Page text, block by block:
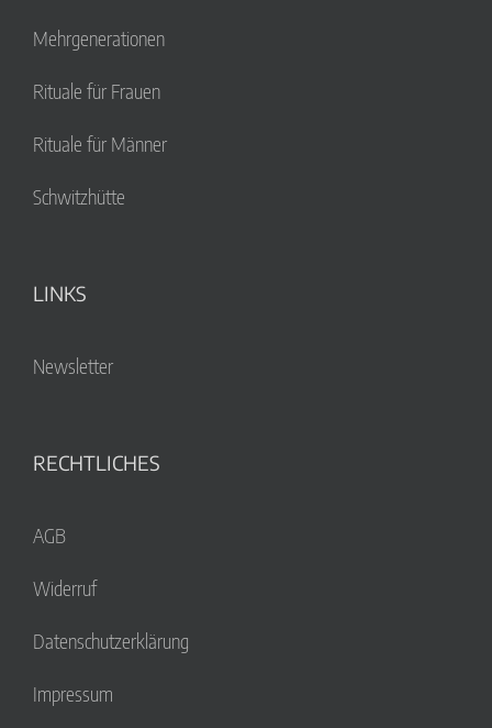
Mehrgenerationen
Rituale für Frauen
Rituale für Männer
Schwitzhütte
LINKS
Newsletter
RECHTLICHES
AGB
Widerruf
Datenschutzerklärung
Impressum